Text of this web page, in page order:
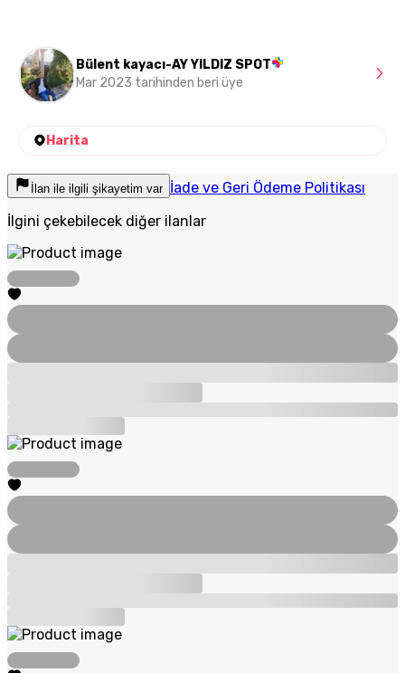
Bülent kayacı-AY YILDIZ SPOT
Mar 2023 tarihinden beri üye
Harita
İlan ile ilgili şikayetim var İade ve Geri Ödeme Politikası
İlgini çekebilecek diğer ilanlar